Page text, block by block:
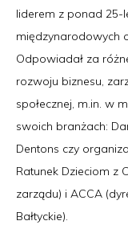
liderem z ponad 25-
międzynarodowych
Odpowiadał za
rozwoju biznesu,
społecznej, m.in. w
swoich branżach:
Dentons czy
Ratunek Dzieciom z
zarządu) i ACCA
Bałtyckie).